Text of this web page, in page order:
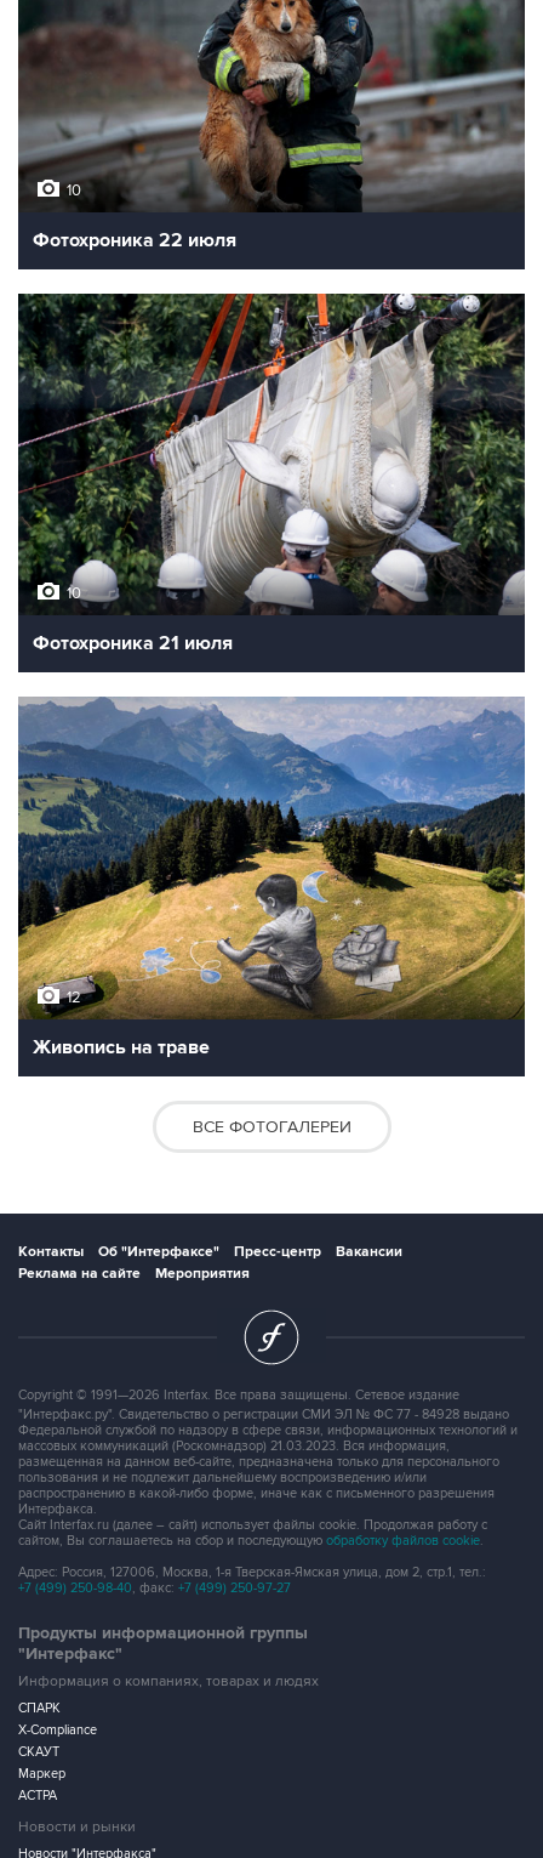
10
Фотохроника 22 июля
10
Фотохроника 21 июля
12
Живопись на траве
ВСЕ ФОТОГАЛЕРЕИ
Контакты Об "Интерфаксе" Пресс-центр
Вакансии
Реклама на сайте
Мероприятия
Copyright © 1991—2026 Interfax. Все права защищены. Сетевое издание
"Интерфакс.ру". Свидетельство о регистрации СМИ ЭЛ № ФС 77 - 84928 выдано
Федеральной службой по надзору в сфере связи, информационных технологий и
массовых коммуникаций (Роскомнадзор) 21.03.2023. Вся информация,
размещенная на данном веб-сайте, предназначена только для персонального
пользования и не подлежит дальнейшему воспроизведению и/или
распространению в какой-либо форме, иначе как с письменного разрешения
Интерфакса.
Сайт Interfax.ru (далее – сайт) использует файлы cookie. Продолжая работу с
сайтом, Вы соглашаетесь на сбор и последующую обработку файлов cookie.
Адрес: Россия, 127006, Москва, 1-я Тверская-Ямская улица, дом 2, стр.1, тел.:
+7 (499) 250-98-40, факс: +7 (499) 250-97-27
Продукты информационной группы
"Интерфакс"
Информация о компаниях, товарах и людях
СПАРК
X-Compliance
СКАУТ
Маркер
АСТРА
Новости и рынки
Новости "Интерфакса"